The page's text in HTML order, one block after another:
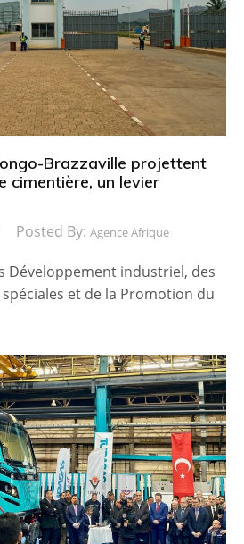
Brazzaville projettent
cimentière, un levier
Posted By: Agence Afrique
Développement industriel, des
et de la Promotion du